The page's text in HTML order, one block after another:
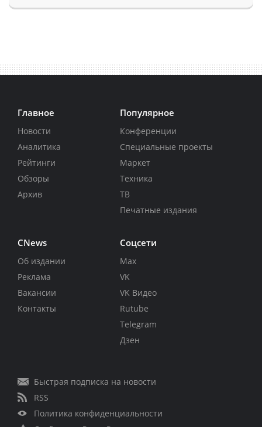
Главное
Новости
Аналитика
Рейтинги
Обзоры
Архив
Популярное
Конференции
Специальные проекты
Маркет
Техника
ТВ
Печатные издания
CNews
Об издании
Реклама
Вакансии
Контакты
Соцсети
Max
VK
VK Видео
Rutube
Telegram
Дзен
Быстрая подписка на новости
RSS
Политика конфиденциальности